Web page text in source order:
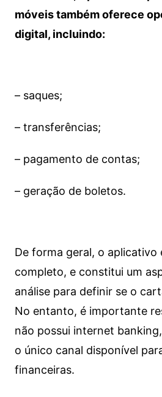
móveis também oferece
digital, incluindo:
– saques;
– transferências;
– pagamento de contas;
– geração de boletos.
De forma geral, o aplicativo
completo, e constitui um
análise para definir se o
No entanto, é importante
não possui internet
o único canal disponível
financeiras.